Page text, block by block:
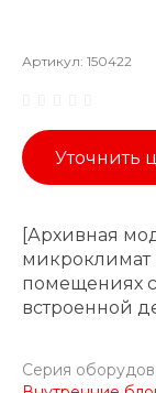
Артикул: 150422
Уточнить
[Архивная
микроклимат
помещениях
встроенной
Серия